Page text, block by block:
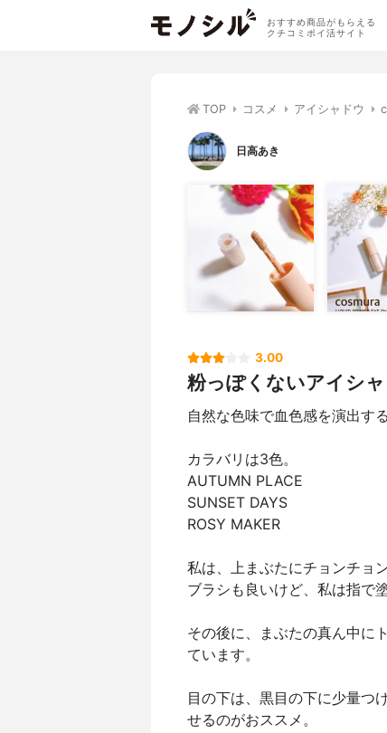
おすすめ商品がもらえる
クチコミポイ活サイト
TOP コスメ アイシャドウ
日高あき
3.00
粉っぽくないアイシ
自然な色味で血色感を演出す
カラバリは3色。
AUTUMN PLACE
SUNSET DAYS
ROSY MAKER
私は、上まぶたにチョンチョ
ブラシも良いけど、私は指で
その後に、まぶたの真ん中に
ています。
目の下は、黒目の下に少量つ
せるのがおススメ。